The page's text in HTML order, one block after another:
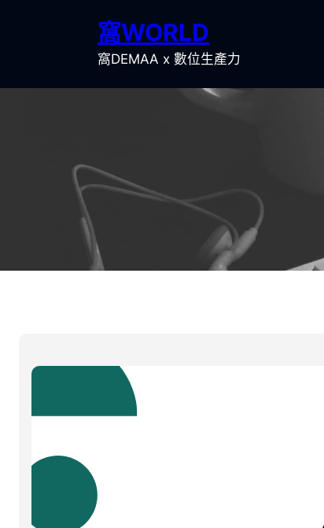
內
窩WORLD
窩DEMAA x 數位生產力